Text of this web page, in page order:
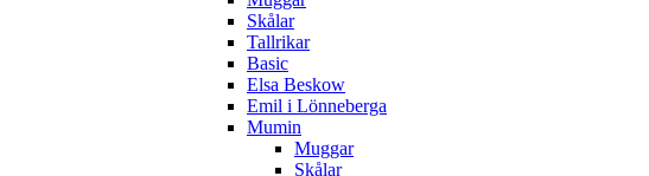
Skålar
Tallrikar
Basic
Elsa Beskow
Emil i Lönneberga
Mumin
Muggar
Skålar